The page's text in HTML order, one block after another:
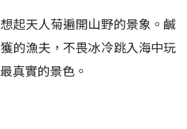
起天人菊遍開山野的景象。鹹
的漁夫，不畏冰冷跳入海中玩
真實的景色。